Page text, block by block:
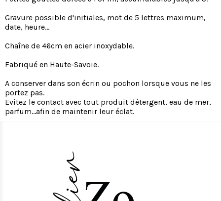
Gravure possible d'initiales, mot de 5 lettres maximum,
date, heure...
Chaîne de 46cm en acier inoxydable.
Fabriqué en Haute-Savoie.
A conserver dans son écrin ou pochon lorsque vous ne les
portez pas.
Evitez le contact avec tout produit détergent, eau de mer,
parfum…afin de maintenir leur éclat.